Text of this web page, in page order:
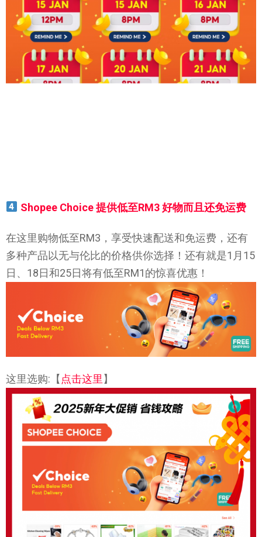
Shopee Choice 提供低至RM3 好物而且还免运费
在这里购物低至RM3，享受快速配送和免运费，还有
多种产品以无与伦比的价格供你选择！还有就是1月15
日、18日和25日将有低至RM1的惊喜优惠！
这里选购:【点击这里】